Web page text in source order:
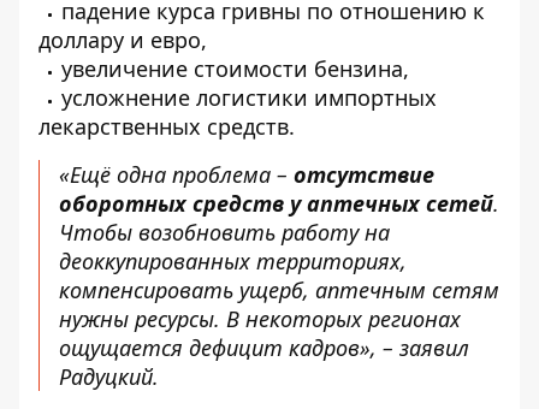
падение курса гривны по отношению к
доллару и евро,
увеличение стоимости бензина,
усложнение логистики импортных
лекарственных средств.
«Ещё одна проблема – отсутствие
оборотных средств у аптечных сетей.
Чтобы возобновить работу на
деоккупированных территориях,
компенсировать ущерб, аптечным сетям
нужны ресурсы. В некоторых регионах
ощущается дефицит кадров», – заявил
Радуцкий.